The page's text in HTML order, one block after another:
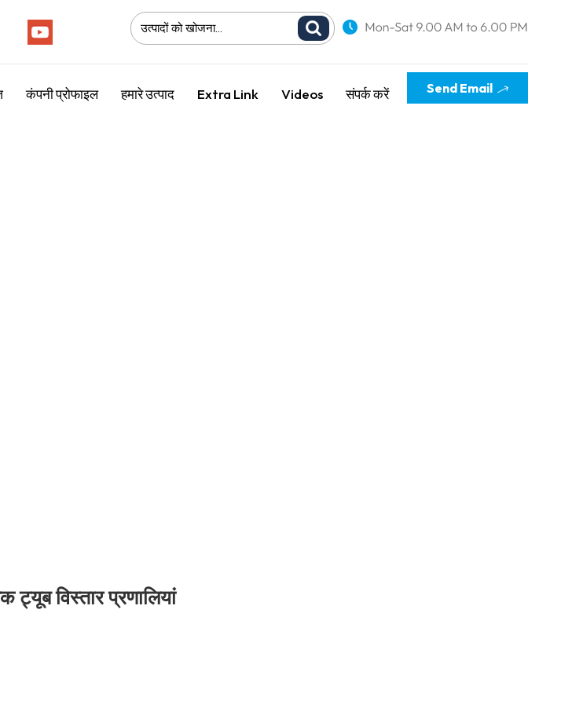
कंपनी प्रोफाइल हमारे उत्पाद Extra Link Videos संपर्क करें Send Email
ट्यूब विस्तार प्रणालियां